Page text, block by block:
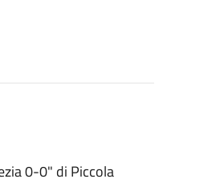
0-0" di Piccola